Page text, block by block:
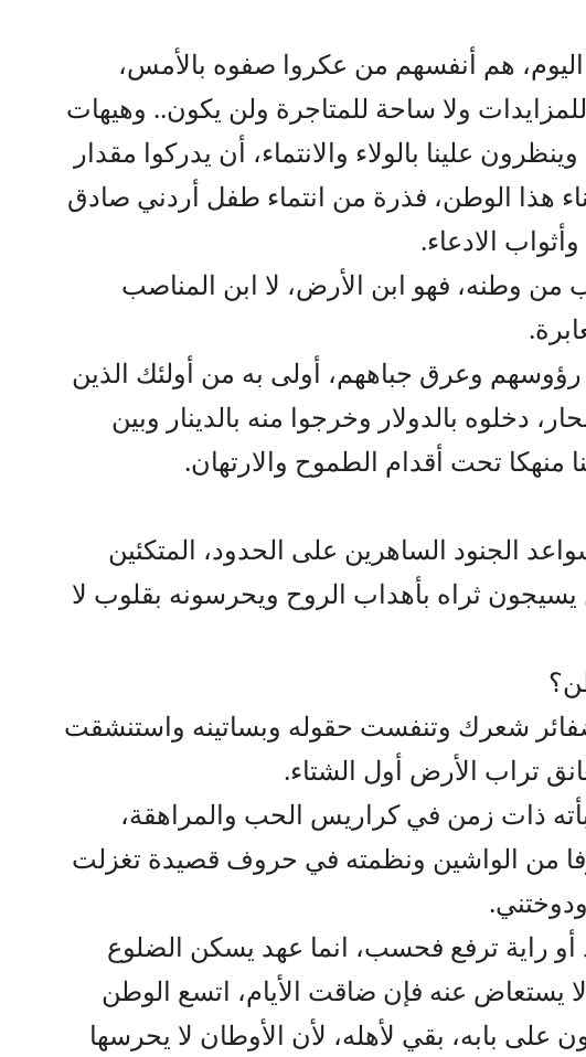
هم أنفسهم من عكروا صفوه بالأمس،
ولا ساحة للمتاجرة ولن يكون.. وهيهات
علينا بالولاء والانتماء، أن يدركوا مقدار
هذا الوطن، فذرة من انتماء طفل أردني صادق
الادعاء.
من وطنه، فهو ابن الأرض، لا ابن المناصب
وعرق جباههم، أولى به من أولئك الذين
دخلوه بالدولار وخرجوا منه بالدينار وبين
منهكا تحت أقدام الطموح والارتهان.
الجنود الساهرين على الحدود، المتكئين
يسيجون ثراه بأهداب الروح ويحرسونه بقلوب لا
شعرك وتنفست حقوله وبساتينه واستنشقت
تراب الأرض أول الشتاء.
ذات زمن في كراريس الحب والمراهقة،
من الواشين ونظمته في حروف قصيدة تغزلت
أو راية ترفع فحسب، انما عهد يسكن الضلوع
يستعاض عنه فإن ضاقت الأيام، اتسع الوطن
على بابه، بقي لأهله، لأن الأوطان لا يحرسها